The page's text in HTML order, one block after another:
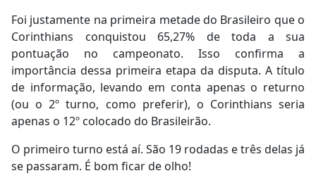
Foi justamente na primeira metade do Brasileiro que o
Corinthians conquistou 65,27% de toda a sua
pontuação no campeonato. Isso confirma a
importância dessa primeira etapa da disputa. A título
de informação, levando em conta apenas o returno
(ou o 2º turno, como preferir), o Corinthians seria
apenas o 12º colocado do Brasileirão.
O primeiro turno está aí. São 19 rodadas e três delas já
se passaram. É bom ficar de olho!